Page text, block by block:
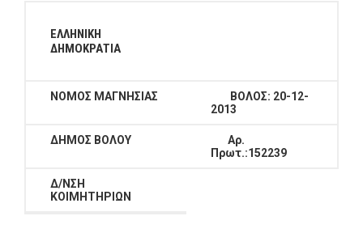
ΕΛΛΗΝΙΚΗ
ΔΗΜΟΚΡΑΤΙΑ
ΝΟΜΟΣ ΜΑΓΝΗΣΙΑΣ ΒΟΛΟΣ: 20-12-
2013
ΔΗΜΟΣ ΒΟΛΟΥ
Αρ.
Πρωτ.:152239
Δ/ΝΣΗ
ΚΟΙΜΗΤΗΡΙΩΝ